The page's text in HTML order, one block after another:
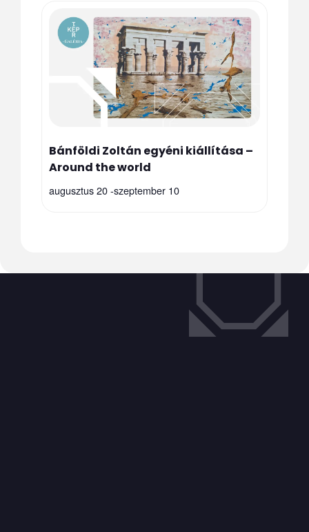
Bánföldi Zoltán egyéni kiállítása –
Around the world
augusztus 20-szeptember 10